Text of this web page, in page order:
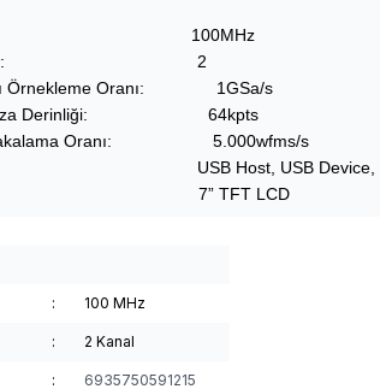
100MHz
Kanallar: 2
Örnekleme Oranı: 1GSa/s
Derinliği: 64kpts
Yakalama Oranı: 5.000wfms/s
Host, USB Device,
7” TFT LCD
: 100 MHz
: 2 Kanal
: 6935750591215